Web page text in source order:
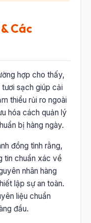
Các
hợp cho thấy,
sạch giúp cải
thiểu rủi ro ngoài
hóa cách quản lý
bị hàng ngày.
đồng tình rằng,
tin chuẩn xác về
nhân hàng
lập sự an toàn.
liệu chuẩn
đầu.